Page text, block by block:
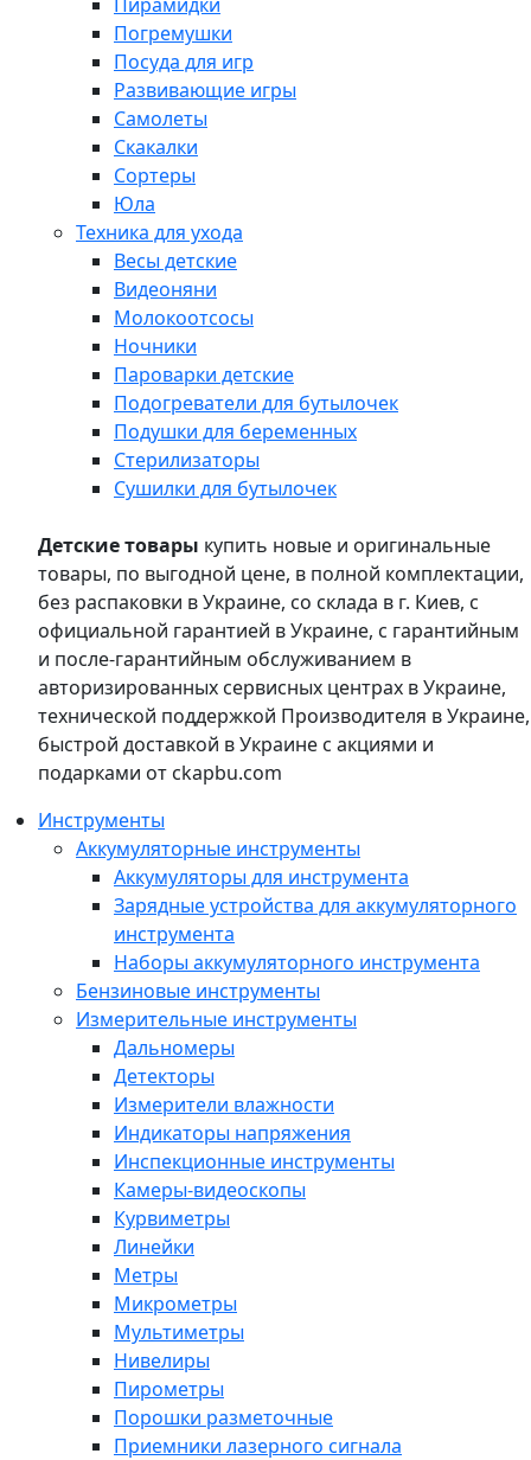
Погремушки
Посуда для игр
Развивающие игры
Самолеты
Скакалки
Сортеры
Юла
Техника для ухода
Весы детские
Видеоняни
Молокоотсосы
Ночники
Пароварки детские
Подогреватели для бутылочек
Подушки для беременных
Стерилизаторы
Сушилки для бутылочек
Детские товары купить новые и оригинальные
товары, по выгодной цене, в полной комплектации,
без распаковки в Украине, со склада в г. Киев, с
официальной гарантией в Украине, с гарантийным
и после-гарантийным обслуживанием в
авторизированных сервисных центрах в Украине,
технической поддержкой Производителя в Украине,
быстрой доставкой в Украине с акциями и
подарками от ckapbu.com
Инструменты
Аккумуляторные инструменты
Аккумуляторы для инструмента
Зарядные устройства для аккумуляторного
инструмента
Наборы аккумуляторного инструмента
Бензиновые инструменты
Измерительные инструменты
Дальномеры
Детекторы
Измерители влажности
Индикаторы напряжения
Инспекционные инструменты
Камеры-видеоскопы
Курвиметры
Линейки
Метры
Микрометры
Мультиметры
Нивелиры
Пирометры
Порошки разметочные
Приемники лазерного сигнала